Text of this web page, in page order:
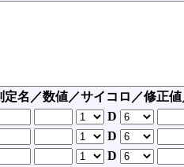
定名／数値／サイコロ／修正
D
D
D